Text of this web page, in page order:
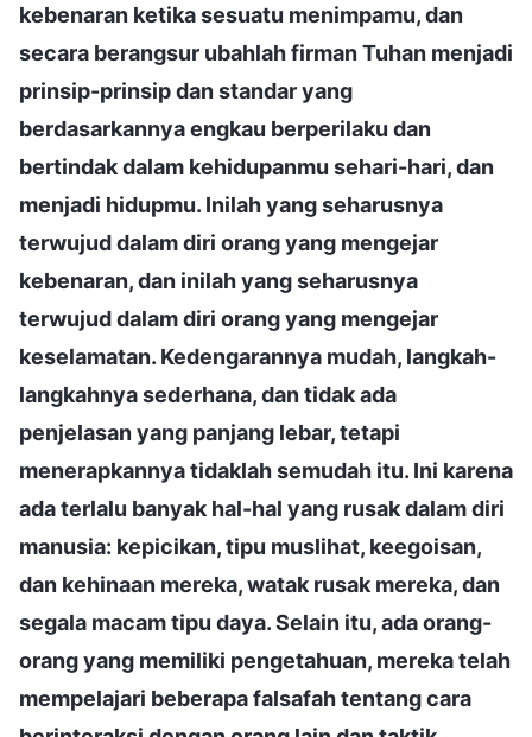
kebenaran ketika sesuatu menimpamu, dan
secara berangsur ubahlah firman Tuhan menjadi
prinsip-prinsip dan standar yang
berdasarkannya engkau berperilaku dan
bertindak dalam kehidupanmu sehari-hari, dan
menjadi hidupmu. Inilah yang seharusnya
terwujud dalam diri orang yang mengejar
kebenaran, dan inilah yang seharusnya
terwujud dalam diri orang yang mengejar
keselamatan. Kedengarannya mudah, langkah-
langkahnya sederhana, dan tidak ada
penjelasan yang panjang lebar, tetapi
menerapkannya tidaklah semudah itu. Ini karena
ada terlalu banyak hal-hal yang rusak dalam diri
manusia: kepicikan, tipu muslihat, keegoisan,
dan kehinaan mereka, watak rusak mereka, dan
segala macam tipu daya. Selain itu, ada orang-
orang yang memiliki pengetahuan, mereka telah
mempelajari beberapa falsafah tentang cara